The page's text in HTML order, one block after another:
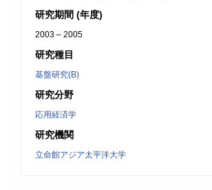
研究期間 (年度)
2003 – 2005
研究種目
基盤研究(B)
研究分野
応用経済学
研究機関
立命館アジア太平洋大学